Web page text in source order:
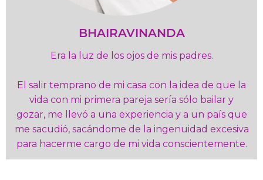
BHAIRAVINANDA
Era la luz de los ojos de mis padres.
El salir temprano de mi casa con la idea de que la
vida con mi primera pareja sería sólo bailar y
gozar, me llevó a una experiencia y a un país que
me sacudió, sacándome de la ingenuidad excesiva
para hacerme cargo de mi vida conscientemente.